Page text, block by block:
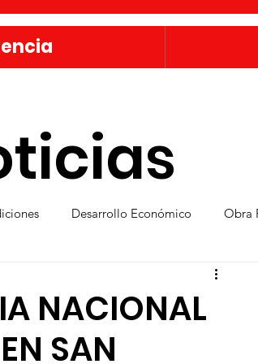
Desarrollo Económico Obra
Jóvenes Mujeres
NACIONAL
SAN